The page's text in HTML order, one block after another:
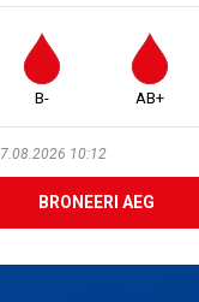
B- AB+
10:12
BRONEERI AEG